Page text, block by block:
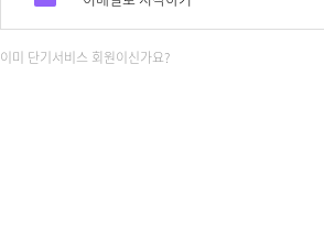
이미 단기서비스 회원이신가요?